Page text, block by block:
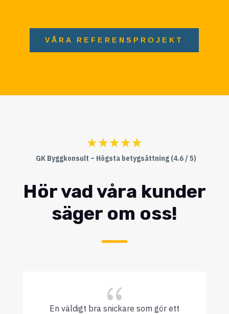
VÅRA REFERENSPROJEKT
☆☆☆☆☆
GK Byggkonsult – Högsta betygsättning (4.6 / 5)
Hör vad våra kunder
säger om oss!
{
En väldigt bra snickare som gör ett